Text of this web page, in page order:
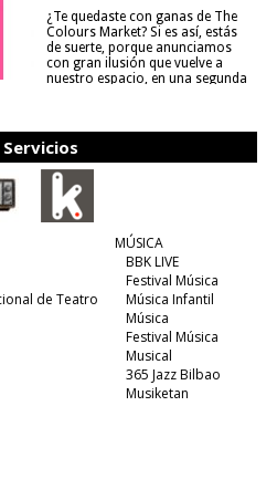
¿Te quedaste con ganas de The
Colours Market? Si es así, estás
de suerte, porque anunciamos
con gran ilusión que vuelve a
nuestro espacio, en una segunda
Servicios
de Teatro
MÚSICA
BBK LIVE
Festival Música
Música Infantil
Música
Festival Música
Musical
365 Jazz Bilbao
Musiketan